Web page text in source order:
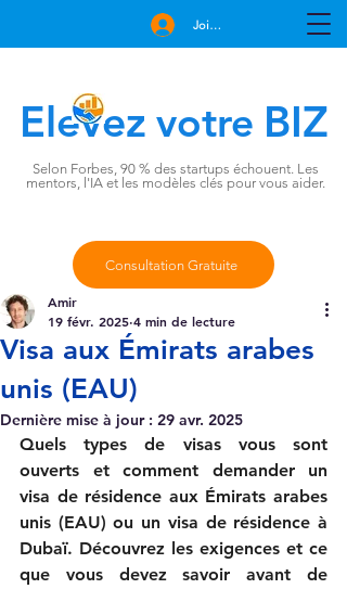
Elevez votre BIZ
Selon Forbes, 90 % des startups échouent. Les
mentors, l'IA et les modèles clés pour vous aider.
Consultation Gratuite
Join Free
Visa aux Émirats arabes
unis (EAU)
Amir
19 févr. 2025 4 min de lecture
Dernière mise à jour : 29 avr. 2025
Quels types de visas vous sont
ouverts et comment demander un
visa de résidence aux Émirats arabes
unis (EAU) ou un visa de résidence à
Dubaï. Découvrez les exigences et ce
que vous devez savoir avant de